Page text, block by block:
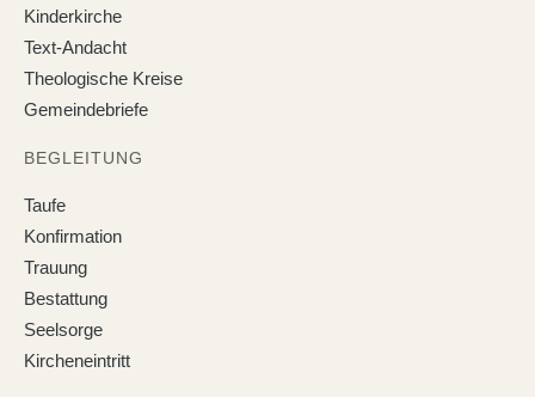
Kinderkirche
Text-Andacht
Theologische Kreise
Gemeindebriefe
BEGLEITUNG
Taufe
Konfirmation
Trauung
Bestattung
Seelsorge
Kircheneintritt